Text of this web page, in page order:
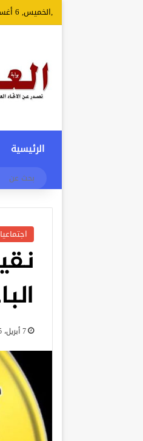
,الخميس, 6 أغسطس، 2026 4:53 صباحًا
الرئيسية
7 أبريل، 2025 11:52 مساءً